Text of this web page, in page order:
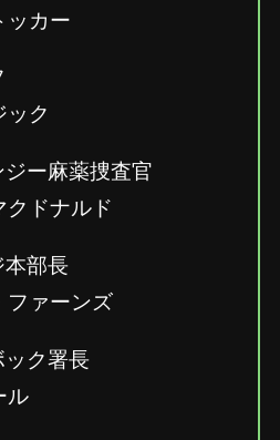
ッカー
ック
ー麻薬捜査官
クドナルド
本部長
ファーンズ
ック署長
ル